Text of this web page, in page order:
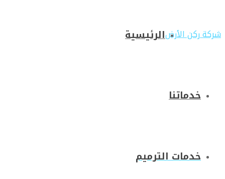
شركة ركن الأرضالرئيسية
خدماتنا
خدمات الترميم